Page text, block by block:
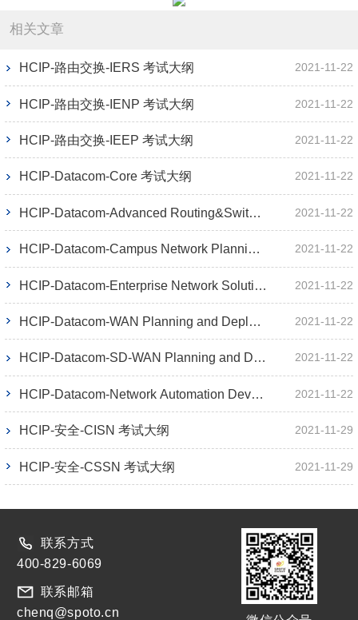
相关文章
HCIP-路由交换-IERS 考试大纲 2021-11-22
HCIP-路由交换-IENP 考试大纲 2021-11-22
HCIP-路由交换-IEEP 考试大纲 2021-11-22
HCIP-Datacom-Core 考试大纲 2021-11-22
HCIP-Datacom-Advanced Routing&Switching 考试大纲 2021-11-22
HCIP-Datacom-Campus Network Planning and Deployment 考试大纲 2021-11-22
HCIP-Datacom-Enterprise Network Solution Design 考试大纲 2021-11-22
HCIP-Datacom-WAN Planning and Deployment 考试大纲 2021-11-22
HCIP-Datacom-SD-WAN Planning and Deployment 考试大纲 2021-11-22
HCIP-Datacom-Network Automation Developer 考试大纲 2021-11-22
HCIP-安全-CISN 考试大纲 2021-11-29
HCIP-安全-CSSN 考试大纲 2021-11-29
联系方式
400-829-6069
联系邮箱
chenq@spoto.cn